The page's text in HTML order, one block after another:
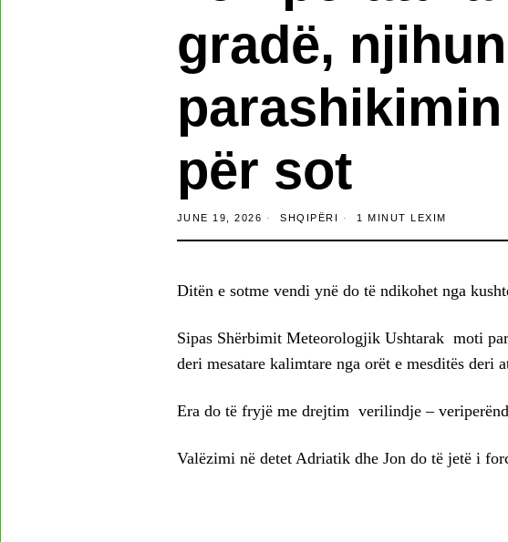
gradë,
për sot
JUNE 19, 2026 SHQIPËRI 1 MINUT LEXIM
Ditën e sotme vendi ynë do të ndikohet nga
Sipas Shërbimit Meteorologjik Ushtarak moti
deri mesatare kalimtare nga orët e mesditës deri
Era do të fryjë me drejtim verilindje –
Valëzimi në detet Adriatik dhe Jon do të jetë i